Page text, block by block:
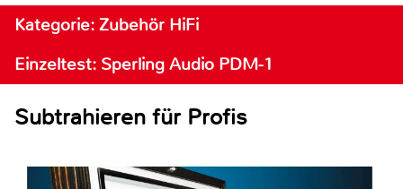
Kategorie: Zubehör HiFi
Einzeltest: Sperling Audio PDM-1
Subtrahieren für Profis